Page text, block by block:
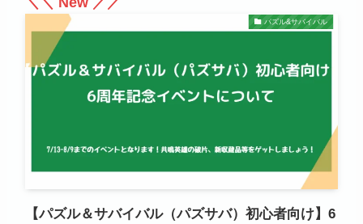
パズル&サバイバル
【パズル＆サバイバル（パズサバ）初心者向け】6